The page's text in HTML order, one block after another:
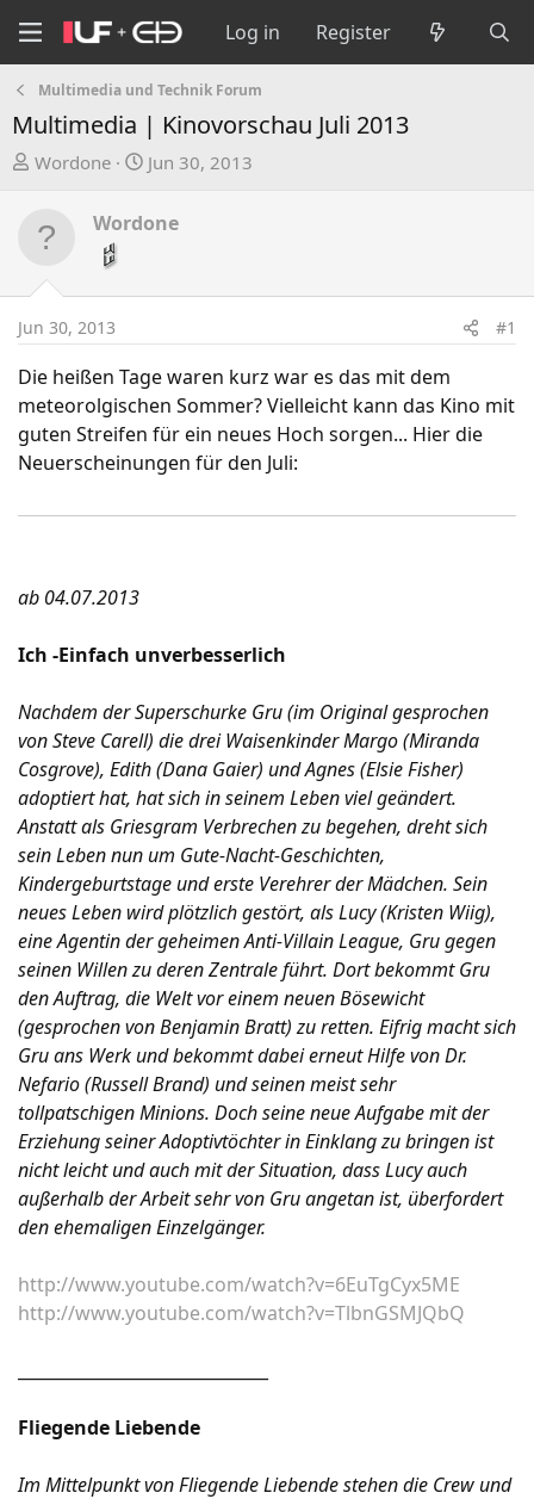
Log in Register
Multimedia und Technik Forum
Multimedia | Kinovorschau Juli 2013
T
e
d
t
a
r
e
r
Wordone
S
d
t
e
Jun 30, 2013
Wordone
Jun 30, 2013 #1
Die heißen Tage waren kurz war es das mit dem
meteorolgischen Sommer? Vielleicht kann das Kino mit
guten Streifen für ein neues Hoch sorgen... Hier die
Neuerscheinungen für den Juli:
ab 04.07.2013
Ich -Einfach unverbesserlich
Nachdem der Superschurke Gru (im Original gesprochen
von Steve Carell) die drei Waisenkinder Margo (Miranda
Cosgrove), Edith (Dana Gaier) und Agnes (Elsie Fisher)
adoptiert hat, hat sich in seinem Leben viel geändert.
Anstatt als Griesgram Verbrechen zu begehen, dreht sich
sein Leben nun um Gute-Nacht-Geschichten,
Kindergeburtstage und erste Verehrer der Mädchen. Sein
neues Leben wird plötzlich gestört, als Lucy (Kristen Wiig),
eine Agentin der geheimen Anti-Villain League, Gru gegen
seinen Willen zu deren Zentrale führt. Dort bekommt Gru
den Auftrag, die Welt vor einem neuen Bösewicht
(gesprochen von Benjamin Bratt) zu retten. Eifrig macht sich
Gru ans Werk und bekommt dabei erneut Hilfe von Dr.
Nefario (Russell Brand) und seinen meist sehr
tollpatschigen Minions. Doch seine neue Aufgabe mit der
Erziehung seiner Adoptivtöchter in Einklang zu bringen ist
nicht leicht und auch mit der Situation, dass Lucy auch
außerhalb der Arbeit sehr von Gru angetan ist, überfordert
den ehemaligen Einzelgänger.
http://www.youtube.com/watch?v=6EuTgCyx5ME
http://www.youtube.com/watch?v=TlbnGSMJQbQ
Fliegende Liebende
Im Mittelpunkt von Fliegende Liebende stehen die Crew und